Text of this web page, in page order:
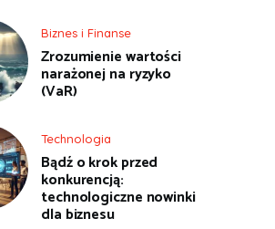
Biznes i Finanse
Zrozumienie wartości
narażonej na ryzyko
(VaR)
Technologia
Bądź o krok przed
konkurencją:
technologiczne nowinki
dla biznesu